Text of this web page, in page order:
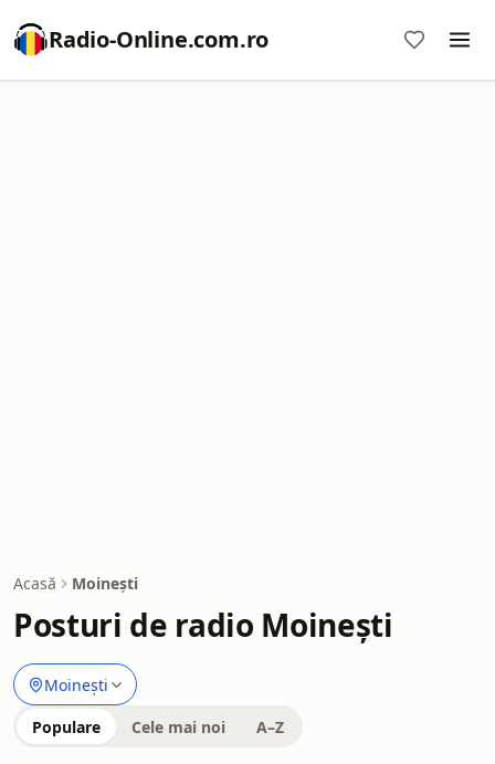
Radio-Online.com.ro
Acasă Moinești
Posturi de radio Moinești
Moinești
Populare Cele mai noi A–Z